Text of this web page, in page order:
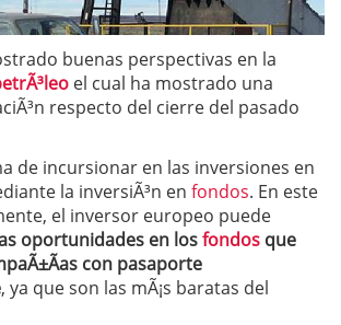
buenas perspectivas en la
el cual ha mostrado una
respecto del cierre del pasado
de incursionar en las inversiones en
la inversiÃ³n en fondos. En este
el inversor europeo puede
oportunidades en losfondos que
con pasaporte
, ya que son las mÃ¡s baratas del